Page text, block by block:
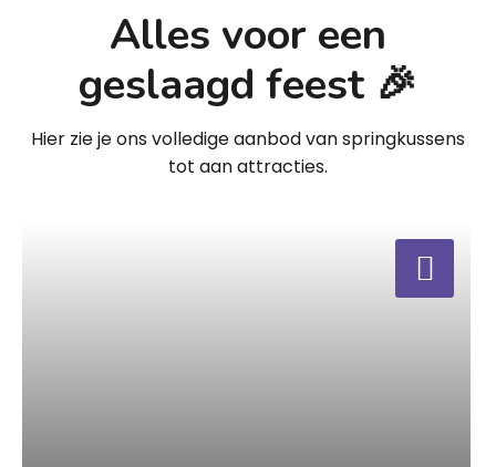
Alles voor een
geslaagd feest 🎉
Hier zie je ons volledige aanbod van springkussens
tot aan attracties.